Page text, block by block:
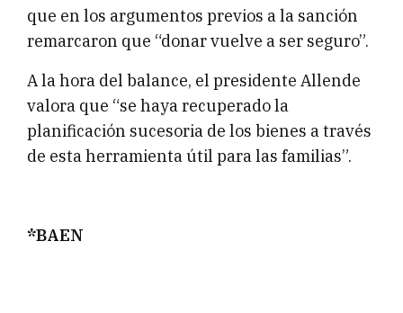
que en los argumentos previos a la sanción
remarcaron que “donar vuelve a ser seguro”.
A la hora del balance, el presidente Allende
valora que “se haya recuperado la
planificación sucesoria de los bienes a través
de esta herramienta útil para las familias”.
*BAEN